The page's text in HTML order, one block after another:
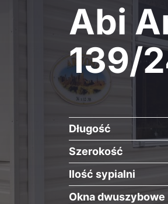
Abi
139/
Długość
Szerokość
Ilość sypialni
Okna dwuszybowe